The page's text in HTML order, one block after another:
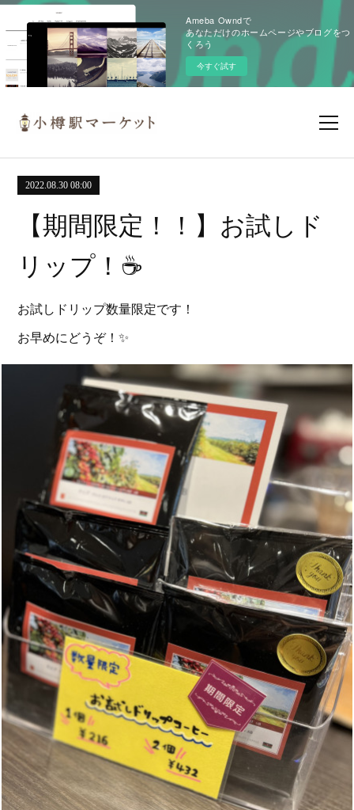
Ameba Owndで
あなただけのホームページやブログをつ
くろう
今すぐ試す
2022.08.30 08:00
【期間限定！！】お試しド
リップ！☕️
お試しドリップ数量限定です！
お早めにどうぞ！✨